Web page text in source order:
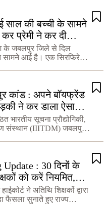
साल की बच्ची के सामने
प्रेमी ने कर दी
जबलपुर में सनसनी
के जबलपुर जिले से दिल
सामने आई है। एक सिरफिरे
आ
कांड : अपने बॉयफ्रेंड
ने कर डाला ऐसा
पूरा जबलपुर, 2 साल से
वायरल
भारतीय सूचना प्रौद्योगिकी,
संस्थान (IIITDM) जबलपुर
: 30 दिनों के
को करें नियमित,
बड़ी अपडेट
ने अतिथि शिक्षकों द्वारा
फैसला सुनाते हुए राज्य